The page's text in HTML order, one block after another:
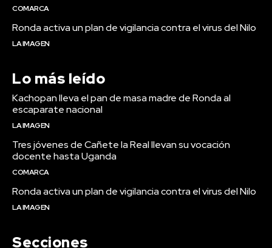
COMARCA
Ronda activa un plan de vigilancia contra el virus del Nilo
LA IMAGEN
Lo más leído
Kachopan lleva el pan de masa madre de Ronda al
escaparate nacional
LA IMAGEN
Tres jóvenes de Cañete la Real llevan su vocación
docente hasta Uganda
COMARCA
Ronda activa un plan de vigilancia contra el virus del Nilo
LA IMAGEN
Secciones